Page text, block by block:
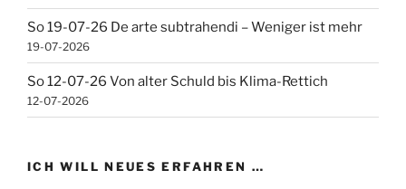
So 19-07-26 De arte subtrahendi – Weniger ist mehr
19-07-2026
So 12-07-26 Von alter Schuld bis Klima-Rettich
12-07-2026
ICH WILL NEUES ERFAHREN …